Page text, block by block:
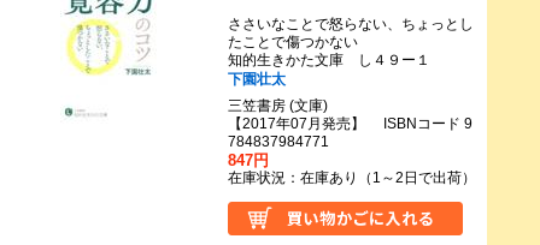
ささいなことで怒らない、ちょっとし
たことで傷つかない
知的生きかた文庫 し４９ー１
下園壮太
三笠書房 (文庫)
【2017年07月発売】 ISBNコード 9
784837984771
847円
在庫状況：在庫あり（1～2日で出荷）